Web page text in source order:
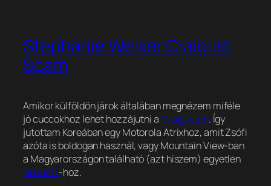
Stephanie Welker Craiglist
Scam
Amikor külföldön járok általában megnézem miféle
jó cuccokhoz lehet hozzájutni aCraiglisten. Így
jutottam Koreában egy Motorola Atrixhoz, amit Zsófi
azóta is boldogan használ, vagy Mountain View-ban
a Magyarországon található (azt hiszem) egyetlen
Nexus Q-hoz.